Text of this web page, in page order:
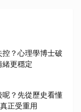
？心理學博士破
緒更穩定
？先從歷史看懂
正受重用